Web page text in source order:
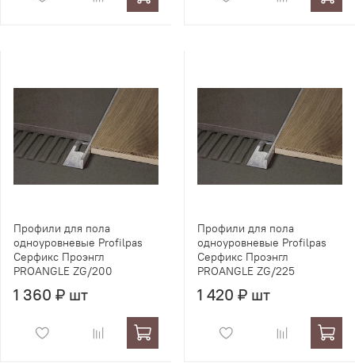
Профили для пола
одноуровневые Profilpas
Серфикс Проэнгл
PROANGLE ZG/200
1 360 ₽ шт
Профили для пола
одноуровневые Profilpas
Серфикс Проэнгл
PROANGLE ZG/225
1 420 ₽ шт